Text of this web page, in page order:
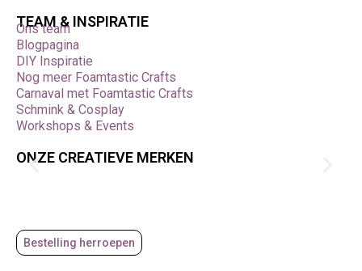
TEAM & INSPIRATIE
Ons team
Blogpagina
DIY Inspiratie
Nog meer Foamtastic Crafts
Carnaval met Foamtastic Crafts
Schmink & Cosplay
Workshops & Events
ONZE CREATIEVE MERKEN
Bestelling herroepen